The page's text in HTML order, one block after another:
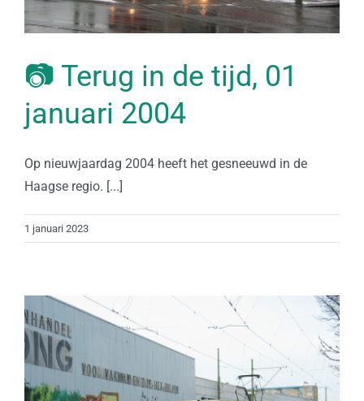
📷 Terug in de tijd, 01
januari 2004
Op nieuwjaardag 2004 heeft het gesneeuwd in de
Haagse regio. [...]
1 januari 2023